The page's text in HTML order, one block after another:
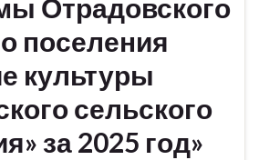
Отрадовского
поселения
культуры
сельского
за 2025 год»